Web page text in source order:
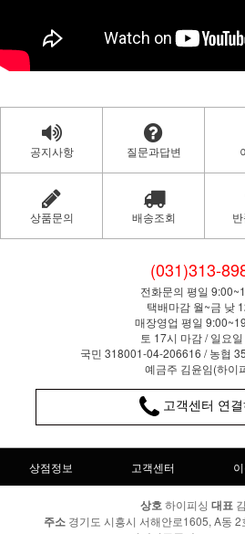
공지사항 질문과답변
상품문의 배송조회
(031)313-
전화문의 평일
택배마감 월~금 낮
매장영업 평일
토 17시 마감 / 일요
국민 318001-04-206616 / 농협
예금주 김윤임(하이
고객센터 연
상점정보 고객센터
상호 하이피싱 대표
주소경기도 시흥시 서해안로1605, A동